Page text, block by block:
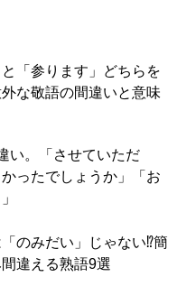
ていること、また「〜
と読んだ人がいるかも
違い。「さくしゅ」を
ます。
く」ではありません。
おのずと答えが分かる
「詐」がつく言葉には
と「参ります」どちらを
な敬語の間違いと意味
い。「させていただ
ったでしょうか」「お
「のみだい」じゃない⁉簡
違える熟語9選